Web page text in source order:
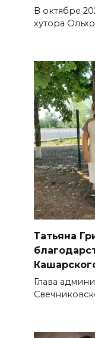
В октябре
хутора
Татьяна
Глава